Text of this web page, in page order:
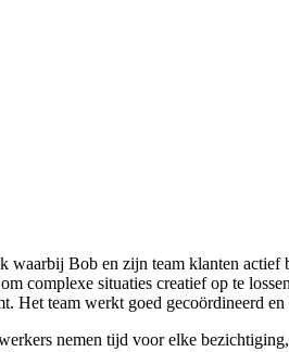
waarbij Bob en zijn team klanten
complexe situaties creatief op te
Het team werkt goed gecoördineerd
nemen tijd voor elke